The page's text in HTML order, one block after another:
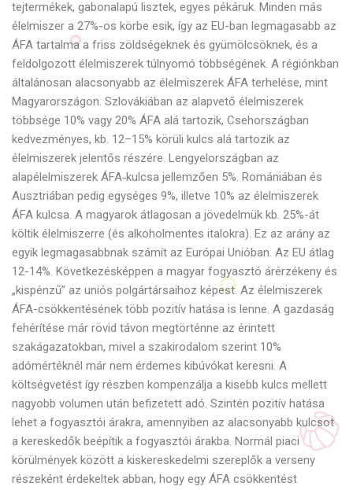
tejtermékek, gabonalapú lisztek, egyes pékáruk. Minden más
élelmiszer a 27%-os körbe esik, így az EU-ban legmagasabb az
ÁFA tartalma a friss zöldségeknek és gyümölcsöknek, és a
feldolgozott élelmiszerek túlnyomó többségének. A régiónkban
általánosan alacsonyabb az élelmiszerek ÁFA terhelése, mint
Magyarországon. Szlovákiában az alapvető élelmiszerek
többsége 10% vagy 20% ÁFA alá tartozik, Csehországban
kedvezményes, kb. 12–15% körüli kulcs alá tartozik az
élelmiszerek jelentős részére. Lengyelországban az
alapélelmiszerek ÁFA‑kulcsa jellemzően 5%. Romániában és
Ausztriában pedig egységes 9%, illetve 10% az élelmiszerek
ÁFA kulcsa. A magyarok átlagosan a jövedelmük kb. 25%-át
költik élelmiszerre (és alkoholmentes italokra). Ez az arány az
egyik legmagasabbnak számít az Európai Unióban. Az EU átlag
12-14%. Következésképpen a magyar fogyasztó árérzékeny és
„kispénzű” az uniós polgártársaihoz képest. Az élelmiszerek
ÁFA-csökkentésének több pozitív hatása is lenne. A gazdaság
fehérítése már rövid távon megtörténne az érintett
szakágazatokban, mivel a szakirodalom szerint 10%
adómértéknél már nem érdemes kibúvókat keresni. A
költségvetést így részben kompenzálja a kisebb kulcs mellett
nagyobb volumen után befizetett adó. Szintén pozitív hatása
lehet a fogyasztói árakra, amennyiben az alacsonyabb kulcsot
a kereskedők beépítik a fogyasztói árakba. Normál piaci
körülmények között a kiskereskedelmi szereplők a verseny
részeként érdekeltek abban, hogy egy ÁFA csökkentést